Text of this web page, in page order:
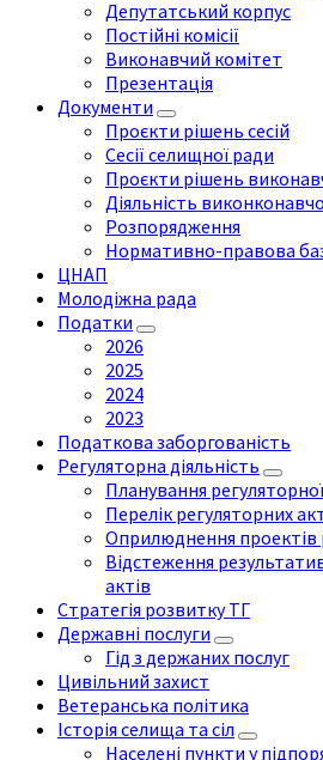
Депутатський корпус
Постійні комісії
Виконавчий комітет
Презентація
Документи
Проєкти рішень сесій
Сесії селищної ради
Проєкти рішень
Діяльність
Розпорядження
Нормативно-правова
ЦНАП
Молодіжна рада
Податки
2026
2025
2024
2023
Податкова заборгованість
Регуляторна діяльність
Планування
Перелік регуляторних
Оприлюднення проектів
Відстеження
актів
Стратегія розвитку ТГ
Державні послуги
Гід з держаних послуг
Цивільний захист
Ветеранська політика
Історія селища та сіл
Населені пункти у